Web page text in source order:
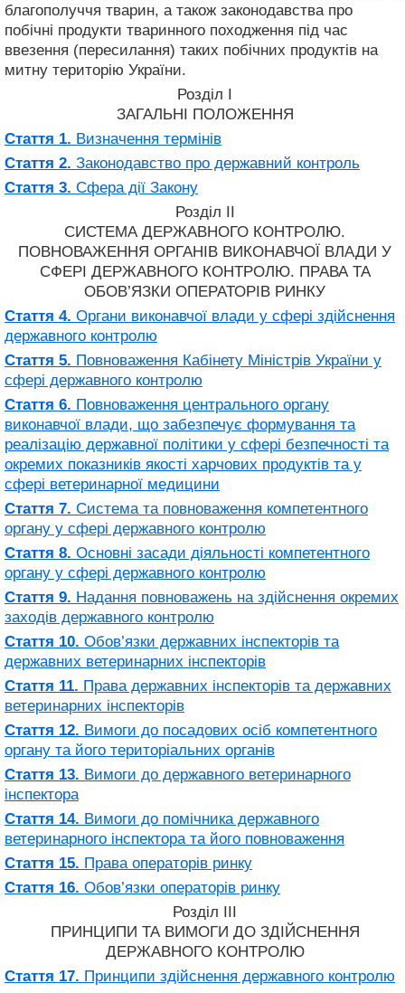
благополуччя тварин, а також законодавства про
побічні продукти тваринного походження під час
ввезення (пересилання) таких побічних продуктів на
митну територію України.
Розділ I
ЗАГАЛЬНІ ПОЛОЖЕННЯ
Стаття 1. Визначення термінів
Стаття 2. Законодавство про державний контроль
Стаття 3. Сфера дії Закону
Розділ II
СИСТЕМА ДЕРЖАВНОГО КОНТРОЛЮ.
ПОВНОВАЖЕННЯ ОРГАНІВ ВИКОНАВЧОЇ ВЛАДИ У
СФЕРІ ДЕРЖАВНОГО КОНТРОЛЮ. ПРАВА ТА
ОБОВ’ЯЗКИ ОПЕРАТОРІВ РИНКУ
Стаття 4. Органи виконавчої влади у сфері здійснення
державного контролю
Стаття 5. Повноваження Кабінету Міністрів України у
сфері державного контролю
Стаття 6. Повноваження центрального органу
виконавчої влади, що забезпечує формування та
реалізацію державної політики у сфері безпечності та
окремих показників якості харчових продуктів та у
сфері ветеринарної медицини
Стаття 7. Система та повноваження компетентного
органу у сфері державного контролю
Стаття 8. Основні засади діяльності компетентного
органу у сфері державного контролю
Стаття 9. Надання повноважень на здійснення окремих
заходів державного контролю
Стаття 10. Обов’язки державних інспекторів та
державних ветеринарних інспекторів
Стаття 11. Права державних інспекторів та державних
ветеринарних інспекторів
Стаття 12. Вимоги до посадових осіб компетентного
органу та його територіальних органів
Стаття 13. Вимоги до державного ветеринарного
інспектора
Стаття 14. Вимоги до помічника державного
ветеринарного інспектора та його повноваження
Стаття 15. Права операторів ринку
Стаття 16. Обов’язки операторів ринку
Розділ III
ПРИНЦИПИ ТА ВИМОГИ ДО ЗДІЙСНЕННЯ
ДЕРЖАВНОГО КОНТРОЛЮ
Стаття 17. Принципи здійснення державного контролю